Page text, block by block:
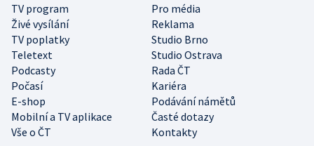
TV program
Pro média
Živé vysílání
Reklama
TV poplatky
Studio Brno
Teletext
Studio Ostrava
Podcasty
Rada ČT
Počasí
Kariéra
E-shop
Podávání námětů
Mobilní a TV aplikace
Časté dotazy
Vše o ČT
Kontakty